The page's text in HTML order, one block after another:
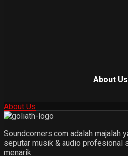
About Us
About Us
Soundcorners.com adalah majalah
seputar musik & audio profesional
menarik